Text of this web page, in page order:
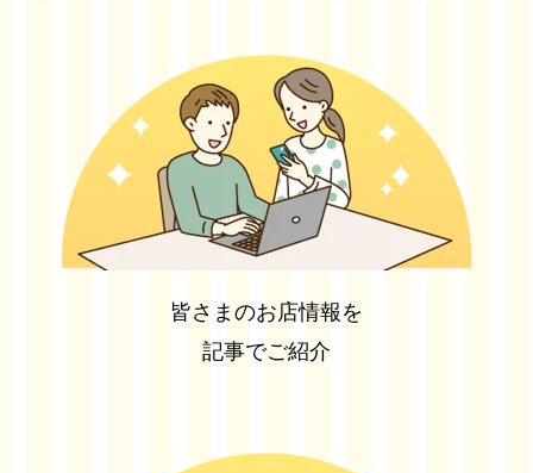
皆さまのお店情報を
記事でご紹介